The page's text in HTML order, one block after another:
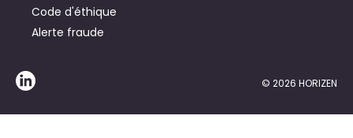
Code d'éthique
Alerte fraude
© 2026 HORIZEN